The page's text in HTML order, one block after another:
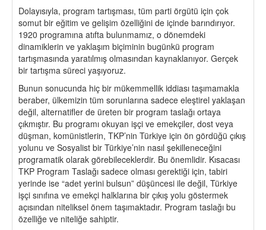
Dolayısıyla, program tartışması, tüm parti örgütü için çok
somut bir eğitim ve gelişim özelliğini de içinde barındırıyor.
1920 programına atıfta bulunmamız, o dönemdeki
dinamiklerin ve yaklaşım biçiminin bugünkü program
tartışmasında yaratılmış olmasından kaynaklanıyor. Gerçek
bir tartışma süreci yaşıyoruz.
Bunun sonucunda hiç bir mükemmellik iddiası taşımamakla
beraber, ülkemizin tüm sorunlarına sadece eleştirel yaklaşan
değil, alternatifler de üreten bir program taslağı ortaya
çıkmıştır. Bu programı okuyan işçi ve emekçiler, dost veya
düşman, komünistlerin, TKP’nin Türkiye için ön gördüğü çıkış
yolunu ve Sosyalist bir Türkiye’nin nasıl şekilleneceğini
programatik olarak görebileceklerdir. Bu önemlidir. Kısacası
TKP Program Taslağı sadece olması gerektiği için, tabiri
yerinde ise “adet yerini bulsun” düşüncesi ile değil, Türkiye
işçi sınıfına ve emekçi halklarına bir çıkış yolu göstermek
açısından niteliksel önem taşımaktadır. Program taslağı bu
özelliğe ve niteliğe sahiptir.